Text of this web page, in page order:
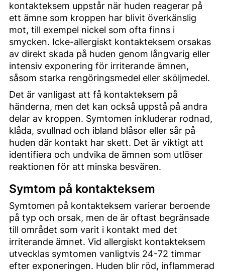
kontakteksem uppstår när huden reagerar på
ett ämne som kroppen har blivit överkänslig
mot, till exempel nickel som ofta finns i
smycken. Icke-allergiskt kontakteksem orsakas
av direkt skada på huden genom långvarig eller
intensiv exponering för irriterande ämnen,
såsom starka rengöringsmedel eller sköljmedel.
Det är vanligast att få kontakteksem på
händerna, men det kan också uppstå på andra
delar av kroppen. Symtomen inkluderar rodnad,
klåda, svullnad och ibland blåsor eller sår på
huden där kontakt har skett. Det är viktigt att
identifiera och undvika de ämnen som utlöser
reaktionen för att minska besvären.
Symtom på kontakteksem
Symtomen på kontakteksem varierar beroende
på typ och orsak, men de är oftast begränsade
till området som varit i kontakt med det
irriterande ämnet. Vid allergiskt kontakteksem
utvecklas symtomen vanligtvis 24-72 timmar
efter exponeringen. Huden blir röd, inflammerad